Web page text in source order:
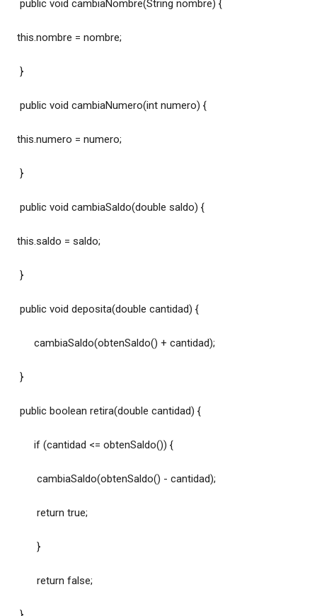
public void cambiaNombre(String nombre) {
this.nombre = nombre;
}
public void cambiaNumero(int numero) {
this.numero = numero;
}
public void cambiaSaldo(double saldo) {
this.saldo = saldo;
}
public void deposita(double cantidad) {
cambiaSaldo(obtenSaldo() + cantidad);
}
public boolean retira(double cantidad) {
if (cantidad <= obtenSaldo()) {
cambiaSaldo(obtenSaldo() - cantidad);
return true;
}
return false;